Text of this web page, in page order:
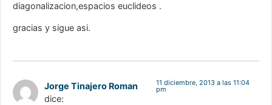
diagonalizacion,espacios euclideos .
gracias y sigue asi.
Jorge Tinajero Roman
dice:
11 diciembre, 2013 a las 11:04
pm